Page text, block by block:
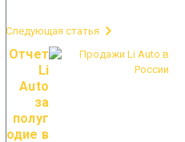
Следующая статья
Отчет
Li
Auto
за
полуг
одие в